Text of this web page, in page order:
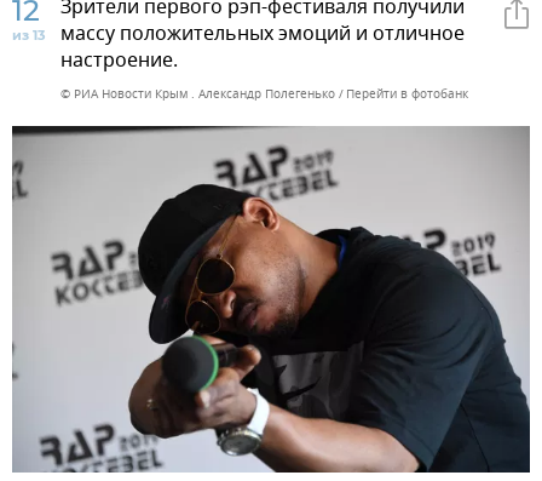
12
из 13
Зрители первого рэп-фестиваля получили
массу положительных эмоций и отличное
настроение.
© РИА Новости Крым . Александр Полегенько Перейти в фотобанк